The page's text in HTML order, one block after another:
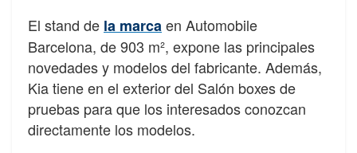
El stand de la marcaen Automobile
Barcelona, de 903 m², expone las principales
novedades y modelos del fabricante. Además,
Kia tiene en el exterior del Salón boxes de
pruebas para que los interesados conozcan
directamente los modelos.